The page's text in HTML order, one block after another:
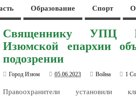
Образование Спорт
Священнику
Изюмской епархии
подозрении
Город Изюм 05.06.2023 Война 1
Правоохранители установили